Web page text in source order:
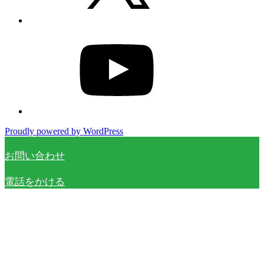
Proudly powered by WordPress
お問い合わせ
電話をかける